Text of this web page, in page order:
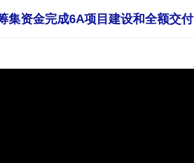
集资金完成6A项目建设和全额交付